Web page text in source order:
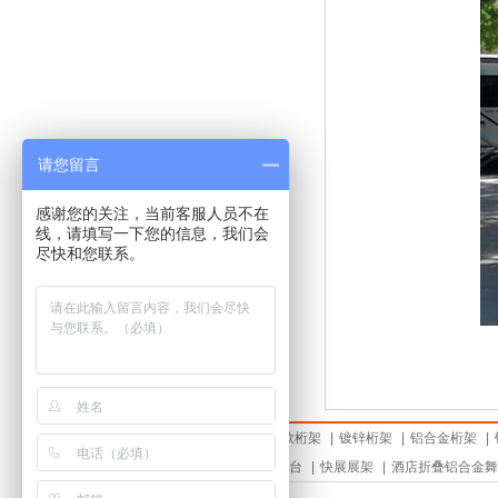
桁架与舞台销售 | 方管桁架 | 新款桁架 镀锌桁架 铝合金桁架
锌管拼装舞台 | 折叠舞台 | 拉网舞台 快展展架 酒店折叠铝合金
请您留言
感谢您的关注，当前客服人员不在
线，请填写一下您的信息，我们会
尽快和您联系。